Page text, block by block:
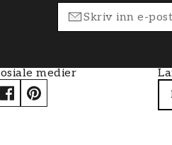
medier